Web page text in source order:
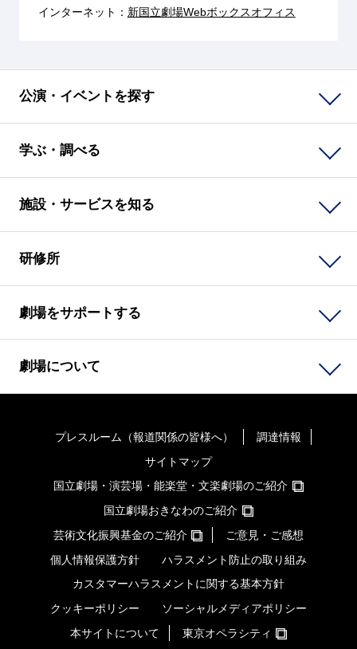
インターネット： 新国立劇場Webボックスオフィス
公演・イベントを探す
学ぶ・調べる
施設・サービスを知る
研修所
劇場をサポートする
劇場について
プレスルーム（報道関係の皆様へ）
調達情報
サイトマップ
国立劇場・演芸場・能楽堂・文楽劇場のご紹介
国立劇場おきなわのご紹介
芸術文化振興基金のご紹介
ご意見・ご感想
個人情報保護方針
ハラスメント防止の取り組み
カスタマーハラスメントに関する基本方針
クッキーポリシー
ソーシャルメディアポリシー
本サイトについて
東京オペラシティ